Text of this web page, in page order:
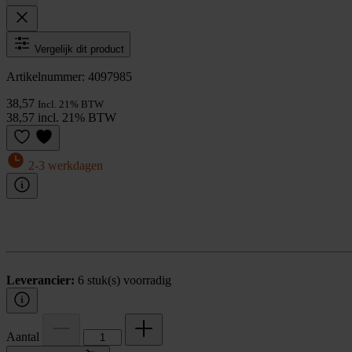
Vergelijk dit product
Artikelnummer: 4097985
38,57 Incl. 21% BTW
38,57 incl. 21% BTW
2-3 werkdagen
Leverancier: 6 stuk(s) voorradig
Aantal